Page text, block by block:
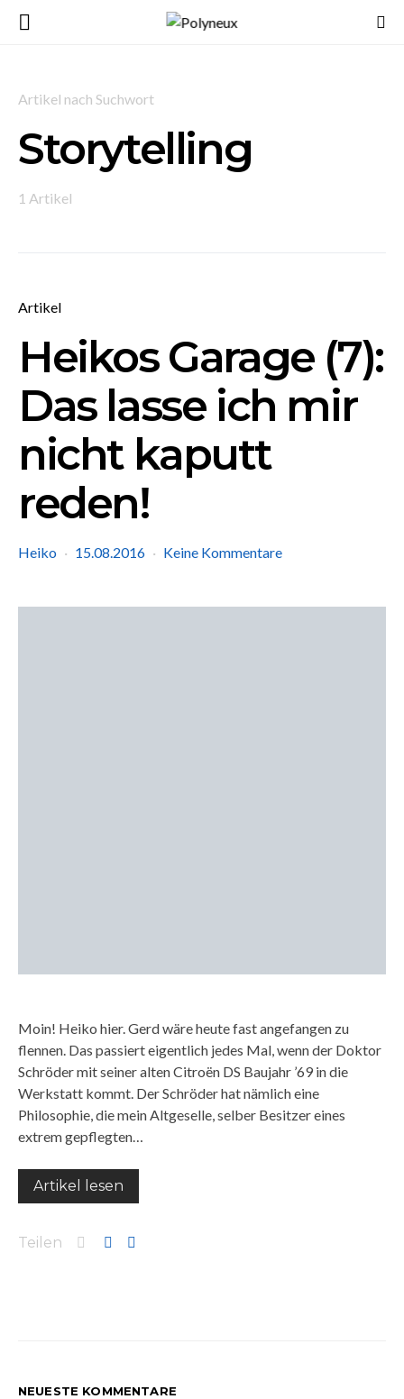
Artikel nach Suchwort
Storytelling
1 Artikel
Artikel
Heikos Garage (7):
Das lasse ich mir
nicht kaputt
reden!
Heiko 15.08.2016 Keine Kommentare
Moin! Heiko hier. Gerd wäre heute fast angefangen zu
flennen. Das passiert eigentlich jedes Mal, wenn der Doktor
Schröder mit seiner alten Citroën DS Baujahr ’69 in die
Werkstatt kommt. Der Schröder hat nämlich eine
Philosophie, die mein Altgeselle, selber Besitzer eines
extrem gepflegten…
Artikel lesen
Teilen
NEUESTE KOMMENTARE